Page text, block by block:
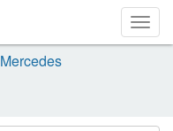
Mercedes